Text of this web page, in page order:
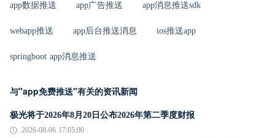
app数据推送 app广告推送 app消息推送sdk
webapp推送 app后台推送消息 ios推送app
springboot app消息推送
与"app免费推送"有关的资讯新闻
极光将于2026年8月20日公布2026年第二季度财报
2026-08-06 17:05:00